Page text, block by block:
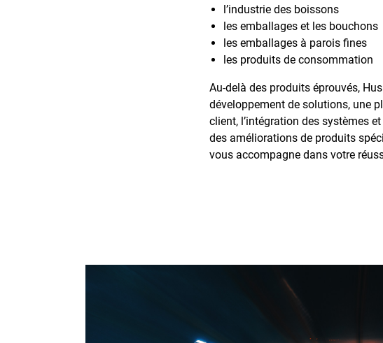
l’industrie des boissons
les emballages et les bouchons
les emballages à parois fines
les produits de consommation
Au-delà des produits éprouvés,
développement de solutions, une
client, l’intégration des systèmes
des améliorations de produits
vous accompagne dans votre